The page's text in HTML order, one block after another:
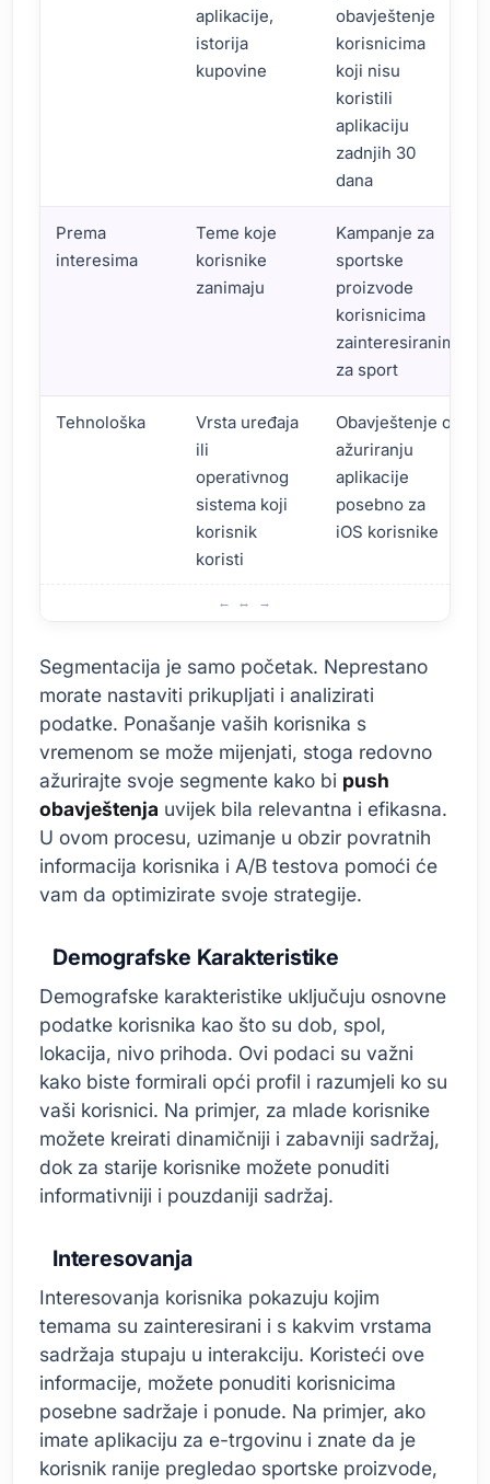
aplikacije,
istorija
kupovine
obavještenje
korisnicima
koji nisu
koristili
aplikaciju
zadnjih 30
dana
Prema
interesima
Teme koje
korisnike
zanimaju
Kampanje za
sportske
proizvode
korisnicima
zainteresiranim
za sport
Tehnološka
Vrsta uređaja
ili
operativnog
sistema koji
korisnik
koristi
Obavještenje o
ažuriranju
aplikacije
posebno za
iOS korisnike
Segmentacija je samo početak. Neprestano
morate nastaviti prikupljati i analizirati
podatke. Ponašanje vaših korisnika s
vremenom se može mijenjati, stoga redovno
ažurirajte svoje segmente kako bi push
obavještenja uvijek bila relevantna i efikasna.
U ovom procesu, uzimanje u obzir povratnih
informacija korisnika i A/B testova pomoći će
vam da optimizirate svoje strategije.
Demografske Karakteristike
Demografske karakteristike uključuju osnovne
podatke korisnika kao što su dob, spol,
lokacija, nivo prihoda. Ovi podaci su važni
kako biste formirali opći profil i razumjeli ko su
vaši korisnici. Na primjer, za mlade korisnike
možete kreirati dinamičniji i zabavniji sadržaj,
dok za starije korisnike možete ponuditi
informativniji i pouzdaniji sadržaj.
Interesovanja
Interesovanja korisnika pokazuju kojim
temama su zainteresirani i s kakvim vrstama
sadržaja stupaju u interakciju. Koristeći ove
informacije, možete ponuditi korisnicima
posebne sadržaje i ponude. Na primjer, ako
imate aplikaciju za e-trgovinu i znate da je
korisnik ranije pregledao sportske proizvode,